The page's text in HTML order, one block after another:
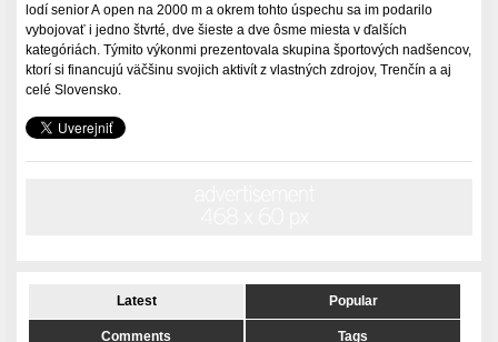
lodí senior A open na 2000 m a okrem tohto úspechu sa im podarilo
vybojovať i jedno štvrté, dve šieste a dve ôsme miesta v ďalších
kategóriách. Týmito výkonmi prezentovala skupina športových nadšencov,
ktorí si financujú väčšinu svojich aktivít z vlastných zdrojov, Trenčín a aj
celé Slovensko.
Latest Popular
Comments Tags